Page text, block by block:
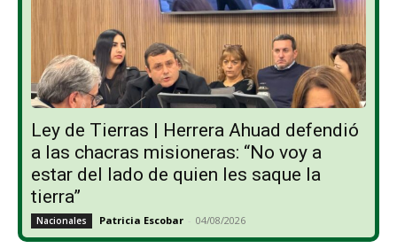
Ley de Tierras | Herrera Ahuad defendió
a las chacras misioneras: “No voy a
estar del lado de quien les saque la
tierra”
Nacionales Patricia Escobar - 04/08/2026